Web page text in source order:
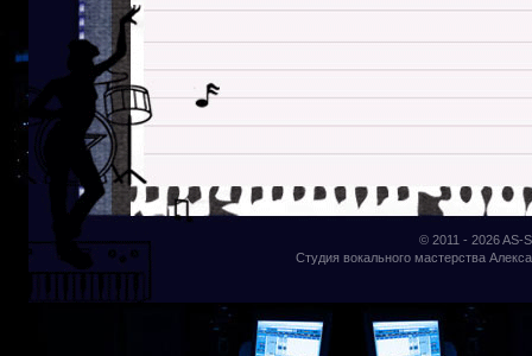
© 2011 - 2026AS-
Студия вокального мастерства